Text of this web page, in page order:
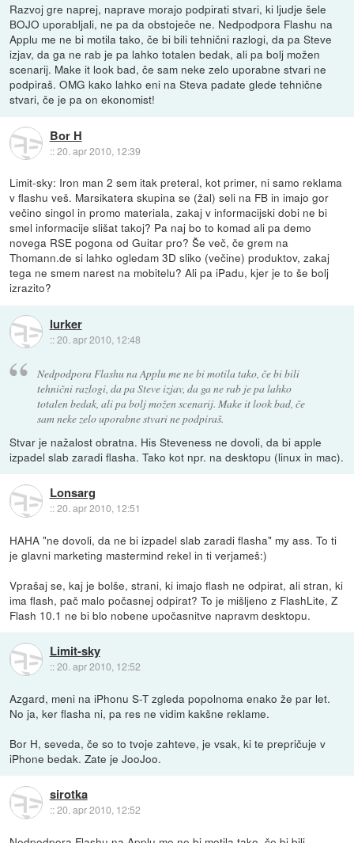
Razvoj gre naprej, naprave morajo podpirati stvari, ki ljudje šele
BOJO uporabljali, ne pa da obstoječe ne. Nedpodpora Flashu na
Applu me ne bi motila tako, če bi bili tehnični razlogi, da pa Steve
izjav, da ga ne rab je pa lahko totalen bedak, ali pa bolj možen
scenarij. Make it look bad, če sam neke zelo uporabne stvari ne
podpiraš. OMG kako lahko eni na Steva padate glede tehnične
stvari, če je pa on ekonomist!
Bor H
::20. apr 2010, 12:39
Limit-sky: Iron man 2 sem itak preteral, kot primer, ni samo reklama
v flashu veš. Marsikatera skupina se (žal) seli na FB in imajo gor
večino singol in promo materiala, zakaj v informacijski dobi ne bi
smel informacije slišat takoj? Pa naj bo to komad ali pa demo
novega RSE pogona od Guitar pro? Še več, če grem na
Thomann.de si lahko ogledam 3D sliko (večine) produktov, zakaj
tega ne smem narest na mobitelu? Ali pa iPadu, kjer je to še bolj
izrazito?
lurker
::20. apr 2010, 12:48
Nedpodpora Flashu na Applu me ne bi motila tako, če bi bili
tehnični razlogi, da pa Steve izjav, da ga ne rab je pa lahko
totalen bedak, ali pa bolj možen scenarij. Make it look bad, če
sam neke zelo uporabne stvari ne podpiraš.
Stvar je nažalost obratna. His Steveness ne dovoli, da bi apple
izpadel slab zaradi flasha. Tako kot npr. na desktopu (linux in mac).
Lonsarg
::20. apr 2010, 12:51
HAHA "ne dovoli, da ne bi izpadel slab zaradi flasha" my ass. To ti
je glavni marketing mastermind rekel in ti verjameš:)
Vprašaj se, kaj je bolše, strani, ki imajo flash ne odpirat, ali stran, ki
ima flash, pač malo počasnej odpirat? To je mišljeno z FlashLite, Z
Flash 10.1 ne bi blo nobene upočasnitve napravm desktopu.
Limit-sky
::20. apr 2010, 12:52
Azgard, meni na iPhonu S-T zgleda popolnoma enako že par let.
No ja, ker flasha ni, pa res ne vidim kakšne reklame.
Bor H, seveda, če so to tvoje zahteve, je vsak, ki te prepričuje v
iPhone bedak. Zate je JooJoo.
sirotka
::20. apr 2010, 12:52